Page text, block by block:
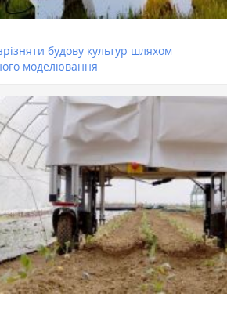
будову культур шляхом
моделювання